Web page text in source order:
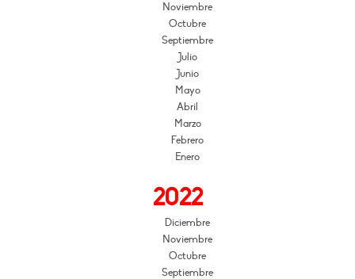
Noviembre
Octubre
Septiembre
Julio
Junio
Mayo
Abril
Marzo
Febrero
Enero
2022
Diciembre
Noviembre
Octubre
Septiembre